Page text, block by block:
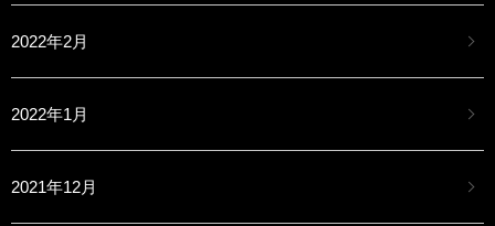
2022年2月
2022年1月
2021年12月